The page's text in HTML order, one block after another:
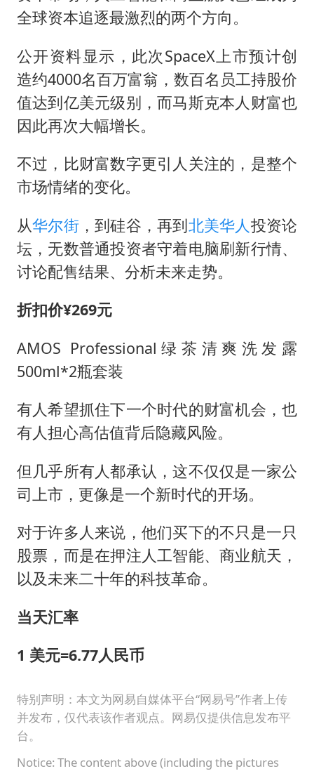
全球资本追逐最激烈的两个方向。
公开资料显示，此次SpaceX上市预计创
造约4000名百万富翁，数百名员工持股价
值达到亿美元级别，而马斯克本人财富也
因此再次大幅增长。
不过，比财富数字更引人关注的，是整个
市场情绪的变化。
从华尔街，到硅谷，再到北美华人投资论
坛，无数普通投资者守着电脑刷新行情、
讨论配售结果、分析未来走势。
折扣价¥269元
AMOS Professional绿茶清爽洗发露
500ml*2瓶套装
有人希望抓住下一个时代的财富机会，也
有人担心高估值背后隐藏风险。
但几乎所有人都承认，这不仅仅是一家公
司上市，更像是一个新时代的开场。
对于许多人来说，他们买下的不只是一只
股票，而是在押注人工智能、商业航天，
以及未来二十年的科技革命。
当天汇率
1 美元=6.77人民币
特别声明：本文为网易自媒体平台“网易号”作者上传
并发布，仅代表该作者观点。网易仅提供信息发布平
台。
Notice: The content above (including the pictures